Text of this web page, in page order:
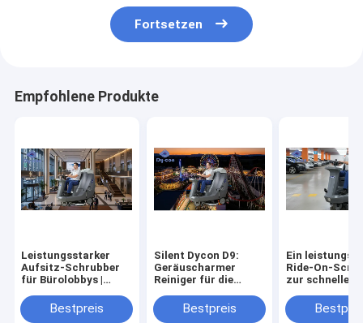
Fortsetzen
Empfohlene Produkte
Leistungsstarker
Aufsitz-Schrubber
für Bürolobbys |
Bestpreis
Silent Dycon D9:
Geräuscharmer
Reiniger für die
Freizeitpark.
Bestpreis
Ein
Ride-On-
zur schnellen
von